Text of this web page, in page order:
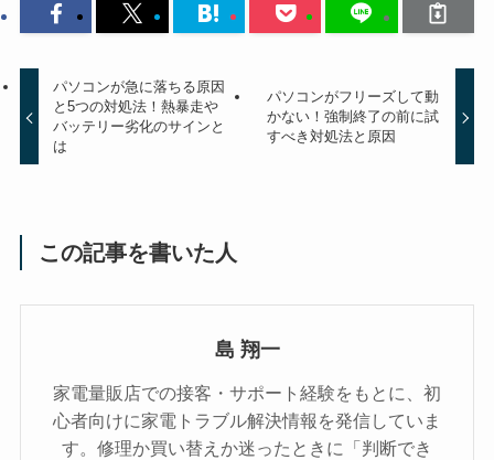
パソコンが急に落ちる原因
と5つの対処法！熱暴走や
バッテリー劣化のサインと
は
パソコンがフリーズして動
かない！強制終了の前に試
すべき対処法と原因
この記事を書いた人
島 翔一
家電量販店での接客・サポート経験をもとに、初
心者向けに家電トラブル解決情報を発信していま
す。修理か買い替えか迷ったときに「判断でき